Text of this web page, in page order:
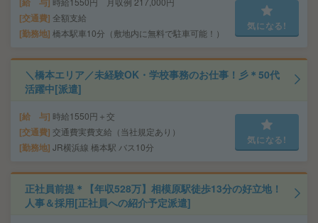
交通費 全額支給
勤務地 橋本駅車10分（敷地内に無料で駐車可能！）
気になる!
＼橋本エリア／未経験OK・学校事務のお仕事！彡＊50代
活躍中[派遣]
給 与 時給1550円＋交
交通費 交通費実費支給（当社規定あり）
勤務地 JR横浜線 橋本駅 バス10分
気になる!
正社員前提＊【年収528万】相模原駅徒歩13分の好立地！
人事＆採用[正社員への紹介予定派遣]